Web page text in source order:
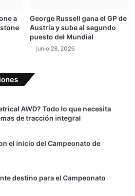
a
George Russell gana el GP de
Austria y sube al segundo
puesto del Mundial
junio 28, 2026
AWD? Todo lo que necesita
de tracción integral
el inicio del Campeonato de
destino para el Campeonato